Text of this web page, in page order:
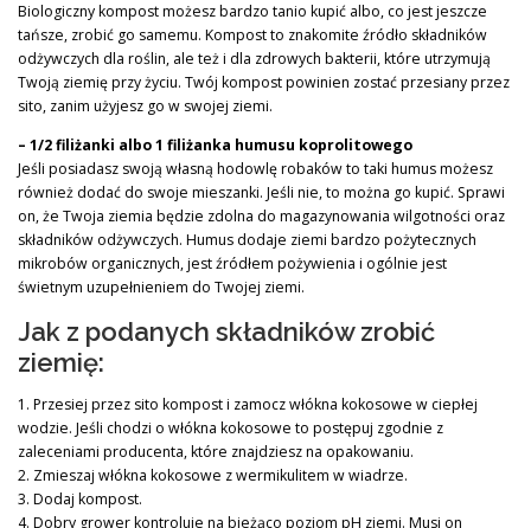
Biologiczny kompost możesz bardzo tanio kupić albo, co jest jeszcze
tańsze, zrobić go samemu. Kompost to znakomite źródło składników
odżywczych dla roślin, ale też i dla zdrowych bakterii, które utrzymują
Twoją ziemię przy życiu. Twój kompost powinien zostać przesiany przez
sito, zanim użyjesz go w swojej ziemi.
– 1/2 filiżanki albo 1 filiżanka humusu koprolitowego
Jeśli posiadasz swoją własną hodowlę robaków to taki humus możesz
również dodać do swoje mieszanki. Jeśli nie, to można go kupić. Sprawi
on, że Twoja ziemia będzie zdolna do magazynowania wilgotności oraz
składników odżywczych. Humus dodaje ziemi bardzo pożytecznych
mikrobów organicznych, jest źródłem pożywienia i ogólnie jest
świetnym uzupełnieniem do Twojej ziemi.
Jak z podanych składników zrobić
ziemię:
1. Przesiej przez sito kompost i zamocz włókna kokosowe w ciepłej
wodzie. Jeśli chodzi o włókna kokosowe to postępuj zgodnie z
zaleceniami producenta, które znajdziesz na opakowaniu.
2. Zmieszaj włókna kokosowe z wermikulitem w wiadrze.
3. Dodaj kompost.
4. Dobry grower kontroluje na bieżąco poziom pH ziemi. Musi on